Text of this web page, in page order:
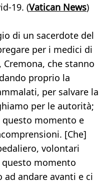
19. (Vatican News)
di un sacerdote del
per i medici di
Cremona, che stanno
proprio la
per salvare la
per le autorità;
momento e
[Che]
volontari
momento
ad andare avanti e ci